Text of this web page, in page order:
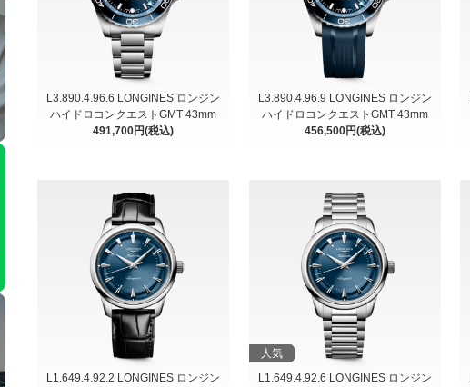
L3.890.4.96.6 LONGINES ロンジン
ハイドロコンクエストGMT 43mm
491,700円(税込)
L3.890.4.96.9 LONGINES ロンジン
ハイドロコンクエストGMT 43mm
456,500円(税込)
L1.649.4.92.2 LONGINES ロンジン
人気
L1.649.4.92.6 LONGINES ロンジン